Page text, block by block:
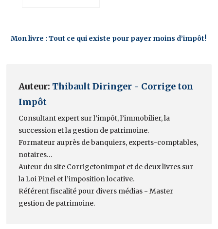
Mon livre : Tout ce qui existe pour payer moins d’impôt!
Auteur: Thibault Diringer - Corrige ton
Impôt
Consultant expert sur l’impôt, l’immobilier, la
succession et la gestion de patrimoine.
Formateur auprès de banquiers, experts-comptables,
notaires…
Auteur du site Corrigetonimpot et de deux livres sur
la Loi Pinel et l’imposition locative.
Référent fiscalité pour divers médias - Master
gestion de patrimoine.